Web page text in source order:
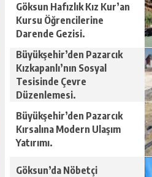
Göksun Hafızlık Kız Kur’an
Kursu Öğrencilerine
Darende Gezisi.
Büyükşehir’den Pazarcık
Kızkapanlı’nın Sosyal
Tesisinde Çevre
Düzenlemesi.
Büyükşehir’den Pazarcık
Kırsalına Modern Ulaşım
Yatırımı.
Göksun’da Nöbetçi